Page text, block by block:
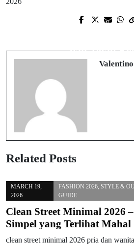
Prev Post
dan Tetap
Related Posts
MARCH 19,
2026
FASHION 2026 STYLE &
GUIDE
Clean Street Minimal 2026
Simpel yang Terlihat Mahal
clean street minimal 2026 pria dan